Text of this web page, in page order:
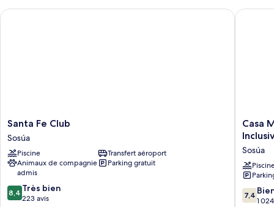
Santa
Fe
Club
Sosúa
Santa Fe Club
Sosúa
Piscine
Transfert aéroport
Animaux de compagnie
admis
Parking gratuit
8.4
sur
8,4 Très bien
223 avis
Santa Fe Club
Casa
Marina
by
All
Inclusive
Casa
Sosúa
7.4
sur
7,4
1
Casa